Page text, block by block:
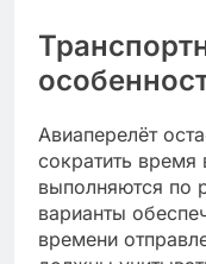
Авиаперелёт
сократить
выполняются по
варианты
времени